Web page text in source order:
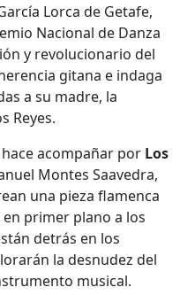
Lorca de Getafe,
Nacional de Danza
y revolucionario del
gitana e indaga
a su madre, la
Reyes.
acompañar por Los
Montes Saavedra,
una pieza flamenca
primer plano a los
detrás en los
la desnudez del
musical.